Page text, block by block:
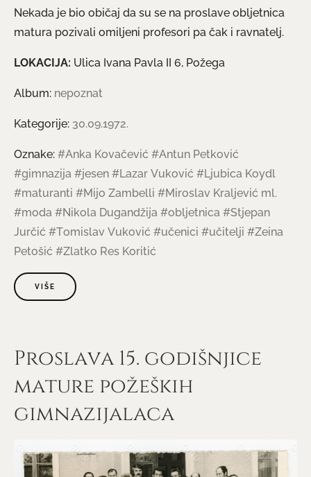
Nekada je bio običaj da su se na proslave obljetnica
matura pozivali omiljeni profesori pa čak i ravnatelj.
LOKACIJA: Ulica Ivana Pavla II 6, Požega
Album: nepoznat
Kategorije: 30.09.1972.
Oznake: #Anka Kovačević #Antun Petković
#gimnazija #jesen #Lazar Vuković #Ljubica Koydl
#maturanti #Mijo Zambelli #Miroslav Kraljević ml.
#moda #Nikola Dugandžija #obljetnica #Stjepan
Jurčić #Tomislav Vuković #učenici #učitelji #Zeina
Petošić #Zlatko Res Koritić
VIŠE
Proslava 15. godišnjice
mature požeških
gimnazijalaca